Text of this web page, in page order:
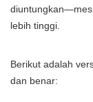
lebih tinggi.
Berikut adalah
dan benar: